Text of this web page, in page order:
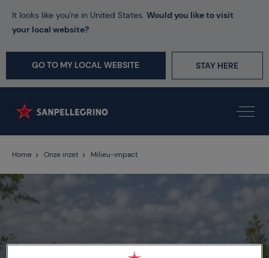
It looks like you're in United States. Would you like to visit
your local website?
GO TO MY LOCAL WEBSITE STAY HERE
Home Onze inzet Milieu-impact